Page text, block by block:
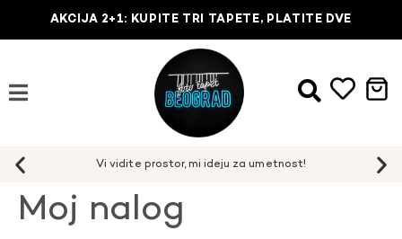
AKCIJA 2+1: KUPITE TRI TAPETE, PLATITE DVE
Vi vidite prostor, mi ideju za umetnost!
Moj nalog